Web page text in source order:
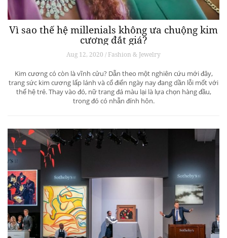
Vì sao thế hệ millenials không ưa chuộng kim
cương đắt giá?
Aug 12, 2020 / Fashion & Jewelry
Kim cương có còn là vĩnh cửu? Dẫn theo một nghiên cứu mới đây,
trang sức kim cương lấp lánh và cổ điển ngày nay đang dần lỗi mốt với
thế hệ trẻ. Thay vào đó, nữ trang đá màu lại là lựa chọn hàng đầu,
trong đó có nhẫn đính hôn.